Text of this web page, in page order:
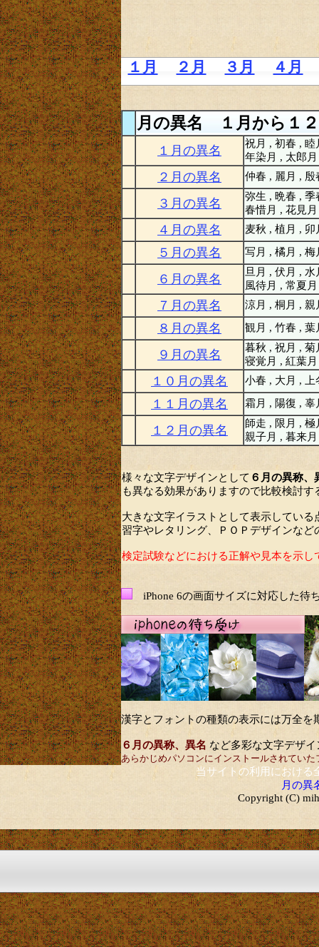
１月 ２月 ３月 ４月
月の異名 １月から１
１月の異名
祝月 , 初春 , 睦
年染月 , 太郎
２月の異名 仲春 , 麗月 , 殷
３月の異名
弥生 , 晩春 , 季
春惜月 , 花見
４月の異名 麦秋 , 植月 ,
５月の異名 写月 , 橘月 , 梅
６月の異名
旦月 , 伏月 ,
風待月 , 常夏
７月の異名 涼月 , 桐月 , 親
８月の異名 観月 , 竹春 , 葉
９月の異名
暮秋 , 祝月 , 菊
寝覚月 , 紅葉
１０月の異名 小春 , 大月 , 上
１１月の異名 霜月 , 陽復 ,
１２月の異名
師走 , 限月 ,
親子月 , 暮来
様々な文字デザインとして ６月の異称、
も異なる効果がありますので比較検討
大きな文字イラストとして表示してい
習字やレタリング、ＰＯＰデザインな
検定試験などにおける正解や見本を示
iPhone 6の画面サイズに対応した待
漢字とフォントの種類の表示には万全
６月の異称、異名 など多彩な文字デザ
あらかじめパソコンにインストールされてい
当サイトの利用における
月の
Copyright (C)